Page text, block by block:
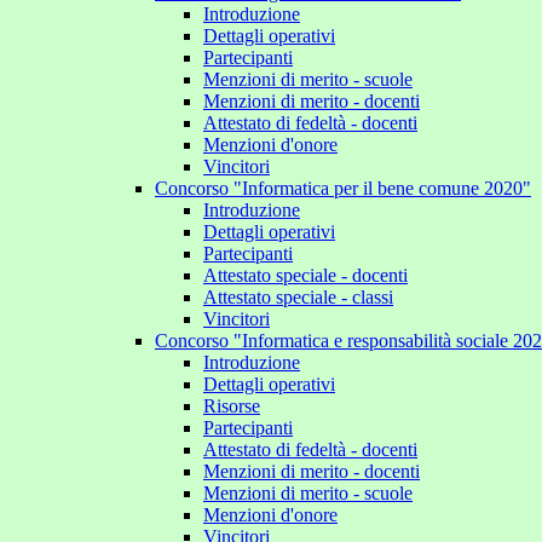
Introduzione
Dettagli operativi
Partecipanti
Menzioni di merito - scuole
Menzioni di merito - docenti
Attestato di fedeltà - docenti
Menzioni d'onore
Vincitori
Concorso "Informatica per il bene comune 2020"
Introduzione
Dettagli operativi
Partecipanti
Attestato speciale - docenti
Attestato speciale - classi
Vincitori
Concorso "Informatica e responsabilità sociale
Introduzione
Dettagli operativi
Risorse
Partecipanti
Attestato di fedeltà - docenti
Menzioni di merito - docenti
Menzioni di merito - scuole
Menzioni d'onore
Vincitori